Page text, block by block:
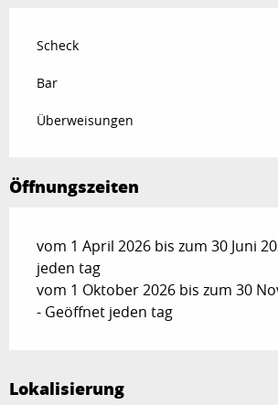
Scheck
Bar
Überweisungen
Öffnungszeiten
vom 1 April 2026 bis zum 30 Juni
jeden tag
vom 1 Oktober 2026 bis zum 30
- Geöffnet jeden tag
Lokalisierung